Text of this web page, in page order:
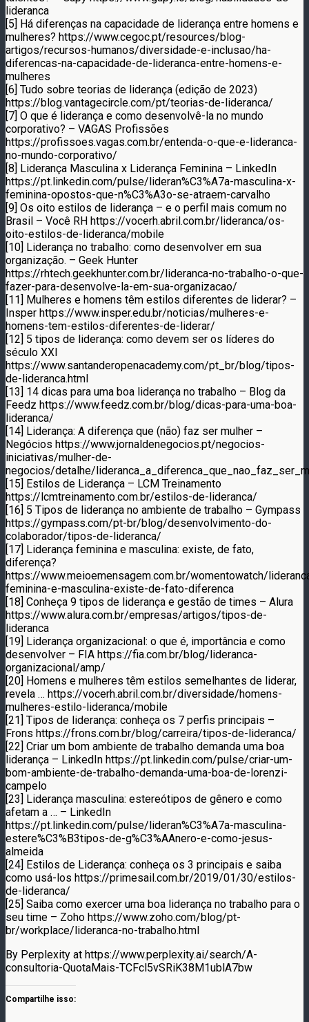
lideranca
[5] Há diferenças na capacidade de liderança entre homens e
mulheres? https://www.cegoc.pt/resources/blog-
artigos/recursos-humanos/diversidade-e-inclusao/ha-
diferencas-na-capacidade-de-lideranca-entre-homens-e-
mulheres
[6] Tudo sobre teorias de liderança (edição de 2023)
https://blog.vantagecircle.com/pt/teorias-de-lideranca/
[7] O que é liderança e como desenvolvê-la no mundo
corporativo? – VAGAS Profissões
https://profissoes.vagas.com.br/entenda-o-que-e-lideranca-
no-mundo-corporativo/
[8] Liderança Masculina x Liderança Feminina – LinkedIn
https://pt.linkedin.com/pulse/lideran%C3%A7a-masculina-x-
feminina-opostos-que-n%C3%A3o-se-atraem-carvalho
[9] Os oito estilos de liderança – e o perfil mais comum no
Brasil – Você RH https://vocerh.abril.com.br/lideranca/os-
oito-estilos-de-lideranca/mobile
[10] Liderança no trabalho: como desenvolver em sua
organização. – Geek Hunter
https://rhtech.geekhunter.com.br/lideranca-no-trabalho-o-que-
fazer-para-desenvolve-la-em-sua-organizacao/
[11] Mulheres e homens têm estilos diferentes de liderar? –
Insper https://www.insper.edu.br/noticias/mulheres-e-
homens-tem-estilos-diferentes-de-liderar/
[12] 5 tipos de liderança: como devem ser os líderes do
século XXI
https://www.santanderopenacademy.com/pt_br/blog/tipos-
de-lideranca.html
[13] 14 dicas para uma boa liderança no trabalho – Blog da
Feedz https://www.feedz.com.br/blog/dicas-para-uma-boa-
lideranca/
[14] Liderança: A diferença que (não) faz ser mulher –
Negócios https://www.jornaldenegocios.pt/negocios-
iniciativas/mulher-de-
negocios/detalhe/
[15] Estilos de Liderança – LCM Treinamento
https://lcmtreinamento.com.br/estilos-de-lideranca/
[16] 5 Tipos de liderança no ambiente de trabalho – Gympass
https://gympass.com/pt-br/blog/desenvolvimento-do-
colaborador/tipos-de-lideranca/
[17] Liderança feminina e masculina: existe, de fato,
diferença?
https://www.meioemensagem.com.br/womentowatch/
feminina-e-masculina-existe-de-fato-diferenca
[18] Conheça 9 tipos de liderança e gestão de times – Alura
https://www.alura.com.br/empresas/artigos/tipos-de-
lideranca
[19] Liderança organizacional: o que é, importância e como
desenvolver – FIA https://fia.com.br/blog/lideranca-
organizacional/amp/
[20] Homens e mulheres têm estilos semelhantes de liderar,
revela … https://vocerh.abril.com.br/diversidade/homens-
mulheres-estilo-lideranca/mobile
[21] Tipos de liderança: conheça os 7 perfis principais –
Frons https://frons.com.br/blog/carreira/tipos-de-lideranca/
[22] Criar um bom ambiente de trabalho demanda uma boa
liderança – LinkedIn https://pt.linkedin.com/pulse/criar-um-
bom-ambiente-de-trabalho-demanda-uma-boa-de-lorenzi-
campelo
[23] Liderança masculina: estereótipos de gênero e como
afetam a … – LinkedIn
https://pt.linkedin.com/pulse/lideran%C3%A7a-masculina-
estere%C3%B3tipos-de-g%C3%AAnero-e-como-jesus-
almeida
[24] Estilos de Liderança: conheça os 3 principais e saiba
como usá-los https://primesail.com.br/2019/01/30/estilos-
de-lideranca/
[25] Saiba como exercer uma boa liderança no trabalho para o
seu time – Zoho https://www.zoho.com/blog/pt-
br/workplace/lideranca-no-trabalho.html
By Perplexity at https://www.perplexity.ai/search/A-
consultoria-QuotaMais-TCFcl5vSRiK38M1ublA7bw
Compartilhe isso: